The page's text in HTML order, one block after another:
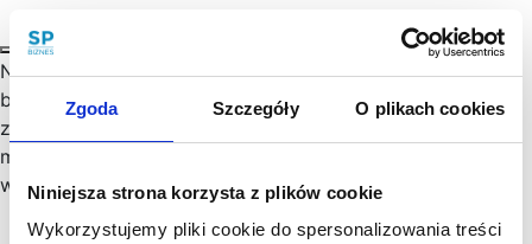
Zgoda Szczegóły O plikach cookies
Niniejsza strona korzysta z plików cookie
Wykorzystujemy pliki cookie do spersonalizowania treści
Nie da się ukryć, że w ostatnich kilku latach to właśnie
branża IT rozwinęła się najbardziej ze wszystkich. Nie ma
zatem nic dziwnego w tym, że coraz większa liczba
młodych osób wybiera podążanie ścieżką kariery w tej
właśnie branży.…